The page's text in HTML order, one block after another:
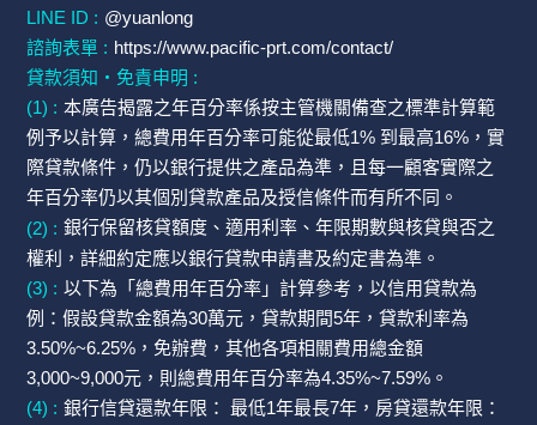
LINE ID : @yuanlong
諮詢表單 : https://www.pacific-prt.com/contact/
貸款須知・免責申明 :
(1) : 本廣告揭露之年百分率係按主管機關備查之標準計算範
例予以計算，總費用年百分率可能從最低1% 到最高16%，實
際貸款條件，仍以銀行提供之產品為準，且每一顧客實際之
年百分率仍以其個別貸款產品及授信條件而有所不同。
(2) : 銀行保留核貸額度、適用利率、年限期數與核貸與否之
權利，詳細約定應以銀行貸款申請書及約定書為準。
(3) : 以下為「總費用年百分率」計算參考，以信用貸款為
例：假設貸款金額為30萬元，貸款期間5年，貸款利率為
3.50%~6.25%，免辦費，其他各項相關費用總金額
3,000~9,000元，則總費用年百分率為4.35%~7.59%。
(4) : 銀行信貸還款年限： 最低1年最長7年，房貸還款年限：